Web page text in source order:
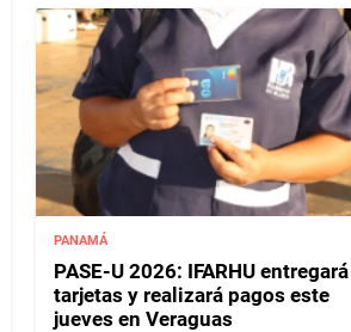
PANAMÁ
PASE-U 2026: IFARHU entregará
tarjetas y realizará pagos este
jueves en Veraguas